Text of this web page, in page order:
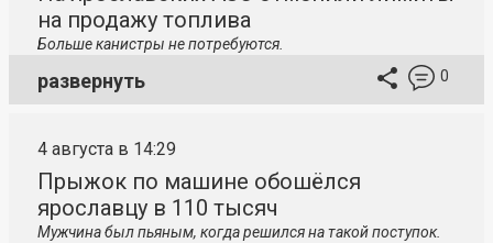
на продажу топлива
Больше канистры не потребуются.
развернуть 0
4 августа в 14:29
Прыжок по машине обошёлся
ярославцу в 110 тысяч
Мужчина был пьяным, когда решился на такой поступок.